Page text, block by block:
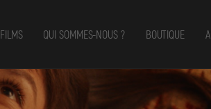
FILMS QUI SOMMES-NOUS ? BOUTIQUE